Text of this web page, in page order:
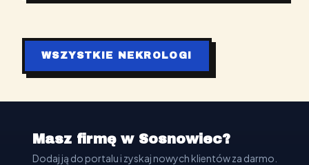
WSZYSTKIE NEKROLOGI
Masz firmę w Sosnowiec?
Dodaj ją do portalu i zyskaj nowych klientów za darmo.